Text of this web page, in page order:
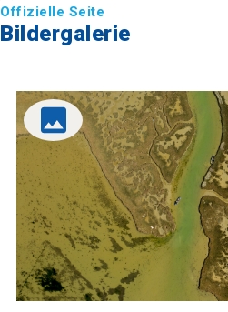
Offizielle Seite
Bildergalerie